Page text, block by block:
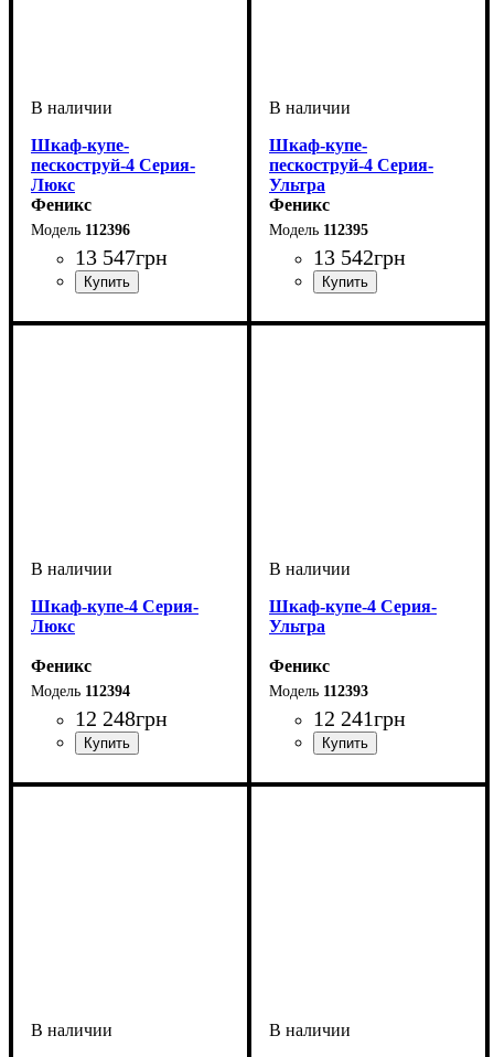
Шкаф-купе-
пескоструй-4 Серия-
Люкс
Феникс
112396
13 547грн
Шкаф-купе-
пескоструй-4 Серия-
Ультра
Феникс
112395
13 542грн
Шкаф-купе-4 Серия-
Люкс
Феникс
112394
12 248грн
Шкаф-купе-4 Серия-
Ультра
Феникс
112393
12 241грн